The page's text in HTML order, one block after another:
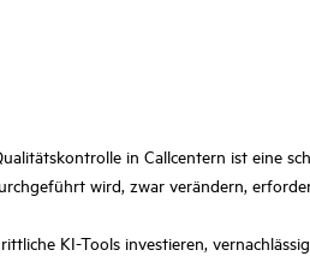
in Callcentern ist eine
wird, zwar verändern,
KI-Tools investieren,